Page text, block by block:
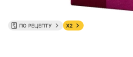
ПО РЕЦЕПТУ X2